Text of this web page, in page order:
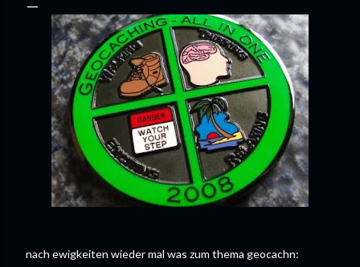
nach ewigkeiten wieder mal was zum thema geocachn: